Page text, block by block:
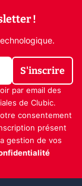
!
S'inscrire
par email des
de Clubic.
consentement
présent
gestion de vos